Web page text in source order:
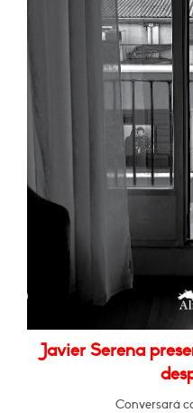
Javier Serena
Conversará